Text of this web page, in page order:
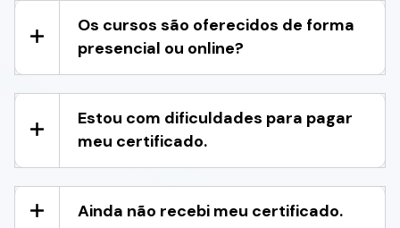
Os cursos são oferecidos de forma
presencial ou online?
Estou com dificuldades para pagar
meu certificado.
Ainda não recebi meu certificado.